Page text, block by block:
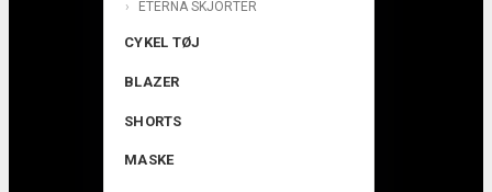
ETERNA SKJORTER
CYKEL TØJ
BLAZER
SHORTS
MASKE